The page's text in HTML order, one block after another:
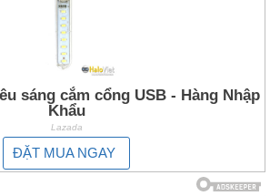
sáng cắm cổng USB - Hàng Nhập
Khẩu
Lazada
ĐẶT MUA NGAY